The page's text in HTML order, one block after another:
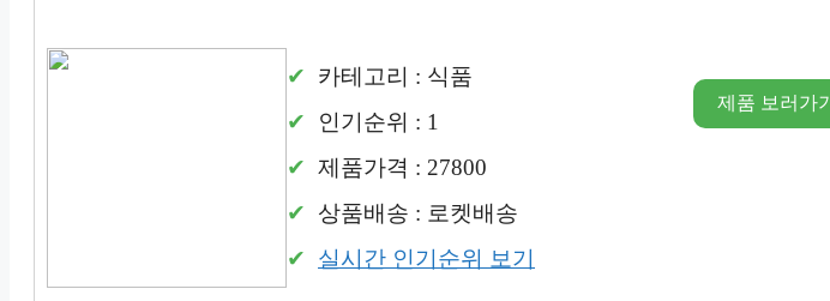
카테고리 : 식품
인기순위 : 1
제품가격 : 27800
상품배송 : 로켓배송
실시간 인기순위 보기
제품 보러가기